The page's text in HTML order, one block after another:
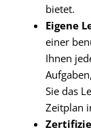
bietet.
Eigene
einer
Ihnen
Sie das
Zeitplan